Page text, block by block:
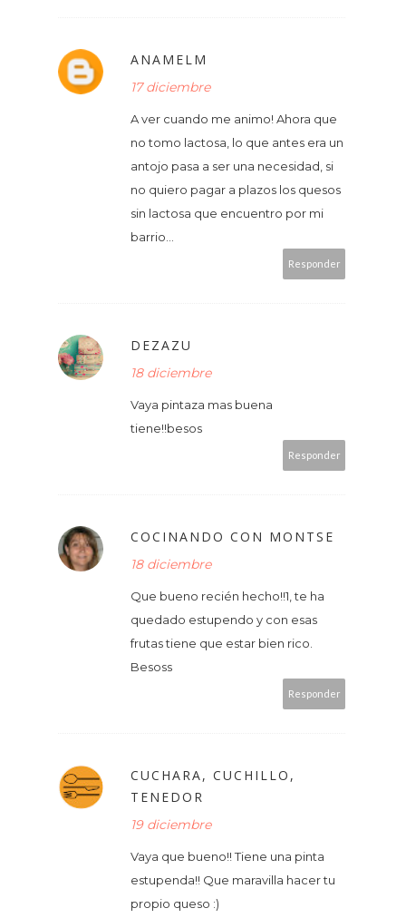
ANAMELM
17 diciembre
A ver cuando me animo! Ahora que
no tomo lactosa, lo que antes era un
antojo pasa a ser una necesidad, si
no quiero pagar a plazos los quesos
sin lactosa que encuentro por mi
barrio...
Responder
DEZAZU
18 diciembre
Vaya pintaza mas buena
tiene!!besos
Responder
COCINANDO CON MONTSE
18 diciembre
Que bueno recién hecho!!1, te ha
quedado estupendo y con esas
frutas tiene que estar bien rico.
Besoss
Responder
CUCHARA, CUCHILLO,
TENEDOR
19 diciembre
Vaya que bueno!! Tiene una pinta
estupenda!! Que maravilla hacer tu
propio queso :)